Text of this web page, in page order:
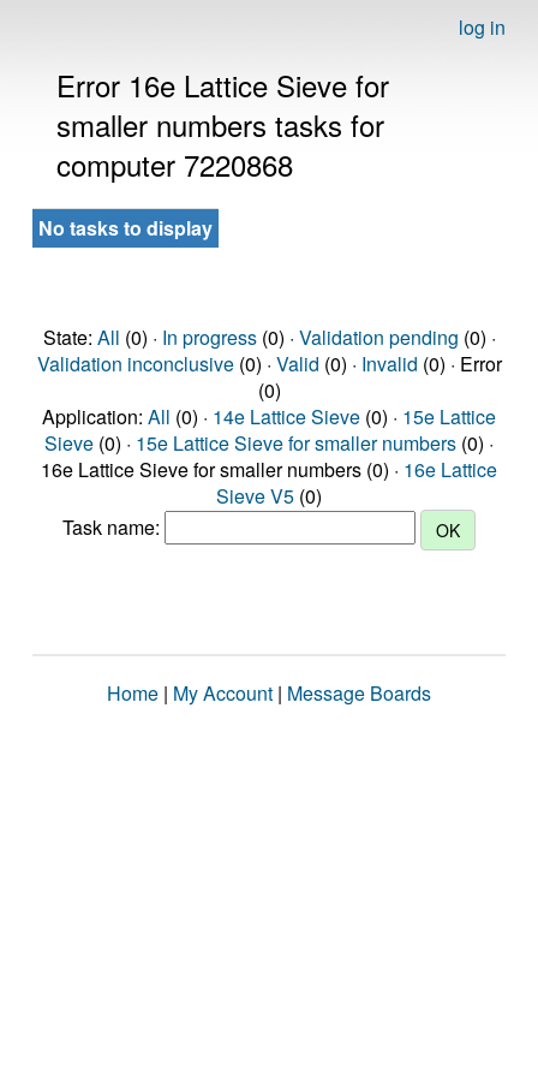
log in
Error 16e Lattice Sieve for
smaller numbers tasks for
computer 7220868
No tasks to display
State: All (0) · In progress(0) · Validation pending (0) ·
Validation inconclusive(0) · Valid (0) · Invalid (0) · Error
(0)
Application: All (0) · 14e Lattice Sieve (0) · 15e Lattice
Sieve (0) · 15e Lattice Sieve for smaller numbers (0) ·
16e Lattice Sieve for smaller numbers (0) · 16e Lattice
Sieve V5 (0)
Task name:
Home | My Account | Message Boards